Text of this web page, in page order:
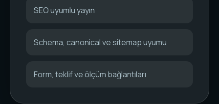
SEO uyumlu yayın
Schema, canonical ve sitemap uyumu
Form, teklif ve ölçüm bağlantıları